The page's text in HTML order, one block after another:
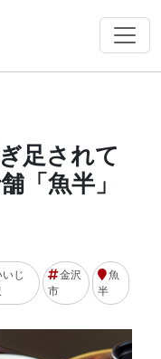
足されて
「魚半」
いじ
金沢
市
魚
半